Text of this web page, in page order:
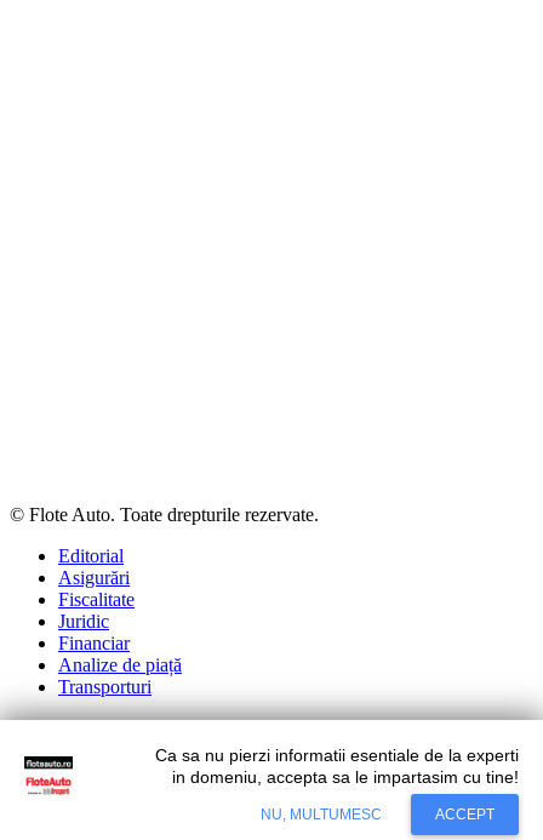
© Flote Auto. Toate drepturile rezervate.
Editorial
Asigurări
Fiscalitate
Juridic
Financiar
Analize de piață
Transporturi
Situl nostru utilizeaza cookies. Ce inseamna cookie?Aflati mai
mult...
Ca sa nu pierzi informatii esentiale de la experti
in domeniu, accepta sa le impartasim cu tine!
NU, MULTUMESC ACCEPT